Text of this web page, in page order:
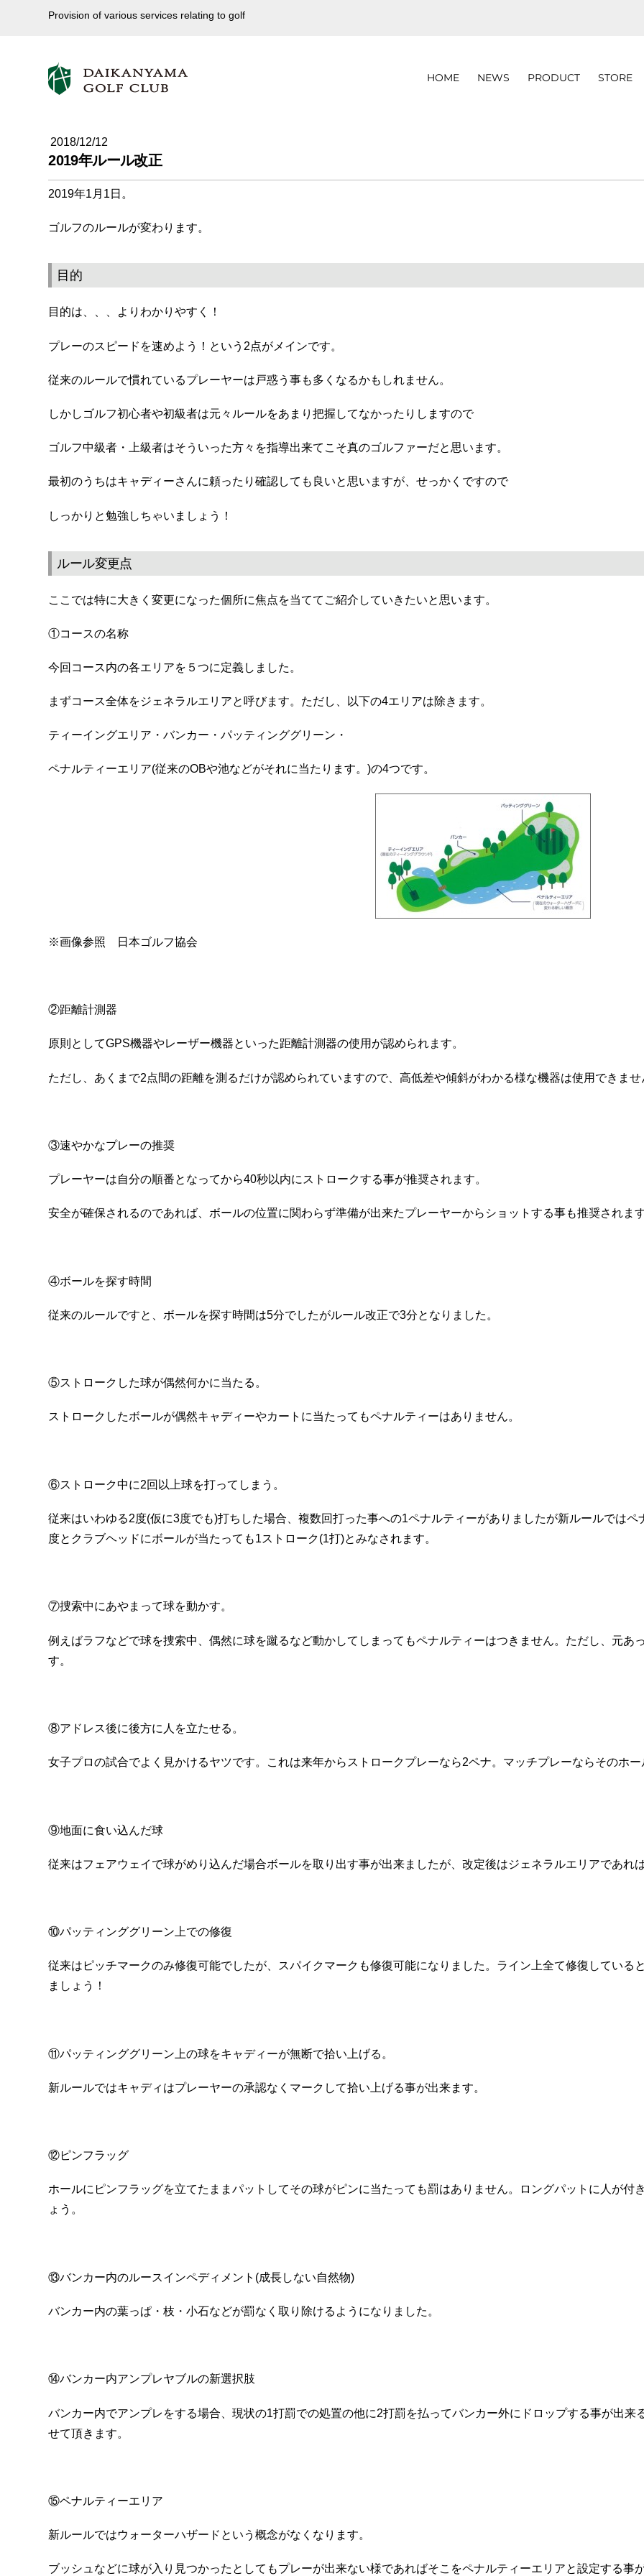
Provision of various services relating to golf
HOME NEWS PRODUCT STORE
2018/12/12
2019年ルール改正
2019年1月1日。
ゴルフのルールが変わります。
目的
目的は、、、よりわかりやすく！
プレーのスピードを速めよう！という2点がメインです。
従来のルールで慣れているプレーヤーは戸惑う事も多くなるかもしれません。
しかしゴルフ初心者や初級者は元々ルールをあまり把握してなかったりしますので
ゴルフ中級者・上級者はそういった方々を指導出来てこそ真のゴルファーだと思います。
最初のうちはキャディーさんに頼ったり確認しても良いと思いますが、せっかくですので
しっかりと勉強しちゃいましょう！
ルール変更点
ここでは特に大きく変更になった個所に焦点を当ててご紹介していきたいと思います。
①コースの名称
今回コース内の各エリアを５つに定義しました。
まずコース全体をジェネラルエリアと呼びます。ただし、以下の4エリアは除きます。
ティーイングエリア・バンカー・パッティンググリーン・
ペナルティーエリア(従来のOBや池などがそれに当たります。)の4つです。
※画像参照 日本ゴルフ協会
②距離計測器
原則としてGPS機器やレーザー機器といった距離計測器の使用が認められます。
ただし、あくまで2点間の距離を測るだけが認められていますので、高低差や傾斜がわかる様な機器は使用できませ
③速やかなプレーの推奨
プレーヤーは自分の順番となってから40秒以内にストロークする事が推奨されます。
安全が確保されるのであれば、ボールの位置に関わらず準備が出来たプレーヤーからショットする事も推奨されます
④ボールを探す時間
従来のルールですと、ボールを探す時間は5分でしたがルール改正で3分となりました。
⑤ストロークした球が偶然何かに当たる。
ストロークしたボールが偶然キャディーやカートに当たってもペナルティーはありません。
⑥ストローク中に2回以上球を打ってしまう。
従来はいわゆる2度(仮に3度でも)打ちした場合、複数回打った事への1ペナルティーがありましたが新ルールでは
度とクラブヘッドにボールが当たっても1ストローク(1打)とみなされます。
⑦捜索中にあやまって球を動かす。
例えばラフなどで球を捜索中、偶然に球を蹴るなど動かしてしまってもペナルティーはつきません。ただし、元あ
す。
⑧アドレス後に後方に人を立たせる。
女子プロの試合でよく見かけるヤツです。これは来年からストロークプレーなら2ペナ。マッチプレーならそのホ
⑨地面に食い込んだ球
従来はフェアウェイで球がめり込んだ場合ボールを取り出す事が出来ましたが、改定後はジェネラルエリアであれ
⑩パッティンググリーン上での修復
従来はピッチマークのみ修復可能でしたが、スパイクマークも修復可能になりました。ライン上全て修復している
ましょう！
⑪パッティンググリーン上の球をキャディーが無断で拾い上げる。
新ルールではキャディはプレーヤーの承認なくマークして拾い上げる事が出来ます。
⑫ピンフラッグ
ホールにピンフラッグを立てたままパットしてその球がピンに当たっても罰はありません。ロングパットに人が付
ょう。
⑬バンカー内のルースインペディメント(成長しない自然物)
バンカー内の葉っぱ・枝・小石などが罰なく取り除けるようになりました。
⑭バンカー内アンプレヤブルの新選択肢
バンカー内でアンプレをする場合、現状の1打罰での処置の他に2打罰を払ってバンカー外にドロップする事が出
せて頂きます。
⑮ペナルティーエリア
新ルールではウォーターハザードという概念がなくなります。
ブッシュなどに球が入り見つかったとしてもプレーが出来ない様であればそこをペナルティーエリアと設定する事が